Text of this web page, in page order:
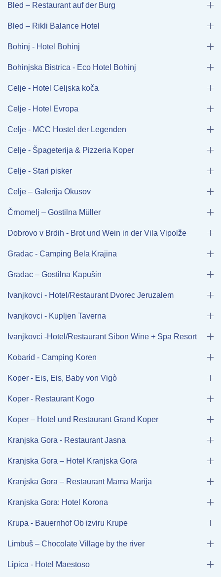
Bled – Restaurant auf der Burg
Bled – Rikli Balance Hotel
Bohinj - Hotel Bohinj
Bohinjska Bistrica - Eco Hotel Bohinj
Celje - Hotel Celjska koča
Celje - Hotel Evropa
Celje - MCC Hostel der Legenden
Celje - Špageterija & Pizzeria Koper
Celje - Stari pisker
Celje – Galerija Okusov
Črnomelj – Gostilna Müller
Dobrovo v Brdih - Brot und Wein in der Vila Vipolže
Gradac - Camping Bela Krajina
Gradac – Gostilna Kapušin
Ivanjkovci - Hotel/Restaurant Dvorec Jeruzalem
Ivanjkovci - Kupljen Taverna
Ivanjkovci -Hotel/Restaurant Sibon Wine + Spa Resort
Kobarid - Camping Koren
Koper - Eis, Eis, Baby von Vigò
Koper - Restaurant Kogo
Koper – Hotel und Restaurant Grand Koper
Kranjska Gora - Restaurant Jasna
Kranjska Gora – Hotel Kranjska Gora
Kranjska Gora – Restaurant Mama Marija
Kranjska Gora: Hotel Korona
Krupa - Bauernhof Ob izviru Krupe
Limbuš – Chocolate Village by the river
Lipica - Hotel Maestoso